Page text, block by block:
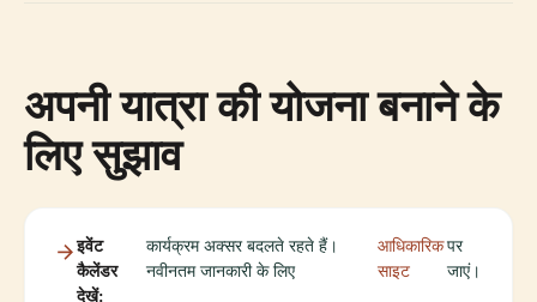
अपनी यात्रा की योजना बनाने के
लिए सुझाव
इवेंट
कैलेंडर
देखें:
कार्यक्रम अक्सर बदलते रहते हैं।
नवीनतम जानकारी के लिए
आधिकारिक
साइट
पर
जाएं।